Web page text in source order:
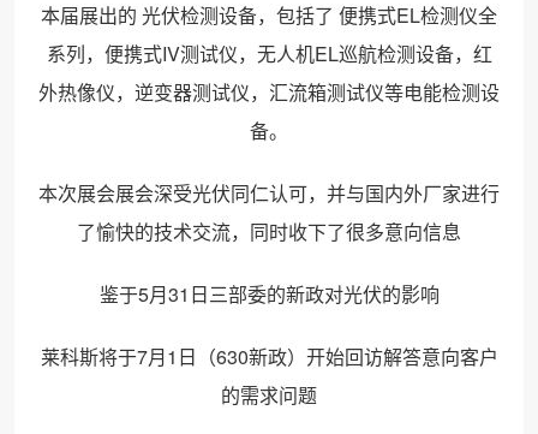
本届展出的 光伏检测设备，包括了 便携式EL检测仪全
系列，便携式IV测试仪，无人机EL巡航检测设备，红
外热像仪，逆变器测试仪，汇流箱测试仪等电能检测设
备。
本次展会展会深受光伏同仁认可，并与国内外厂家进行
了愉快的技术交流，同时收下了很多意向信息
鉴于5月31日三部委的新政对光伏的影响
莱科斯将于7月1日（630新政）开始回访解答意向客户
的需求问题